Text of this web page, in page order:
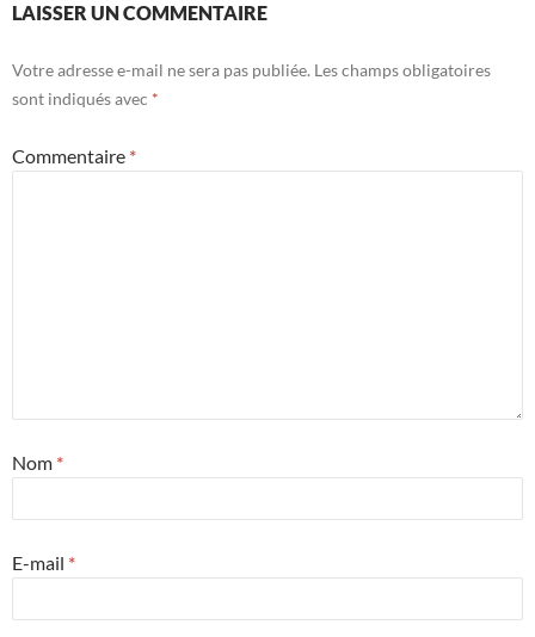
LAISSER UN COMMENTAIRE
Votre adresse e-mail ne sera pas publiée. Les champs obligatoires
sont indiqués avec *
Commentaire *
Nom *
E-mail *